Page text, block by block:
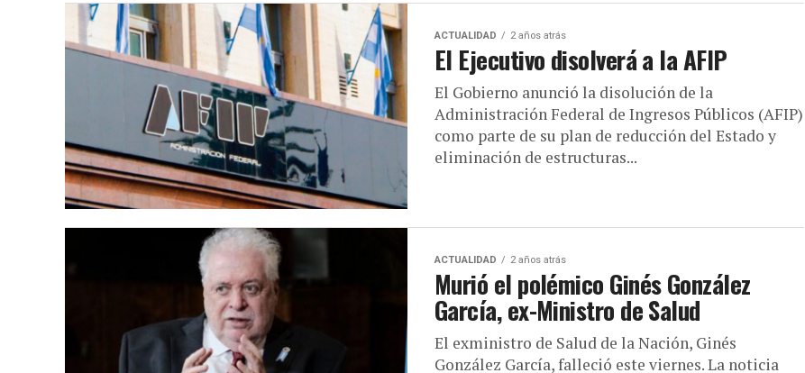
ACTUALIDAD 2 años atrás
El Ejecutivo disolverá a la AFIP
El Gobierno anunció la disolución de la
Administración Federal de Ingresos Públicos (AFIP)
como parte de su plan de reducción del Estado y
eliminación de estructuras...
ACTUALIDAD 2 años atrás
Murió el polémico Ginés González
García, ex-Ministro de Salud
El exministro de Salud de la Nación, Ginés
González García, falleció este viernes. La noticia